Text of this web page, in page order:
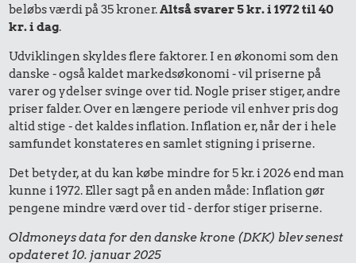
beløbs værdi på 35 kroner.Altså svarer 5 kr. i 1972 til 40
kr. i dag.
Udviklingen skyldes flere faktorer. I en økonomi som den
danske - også kaldet markedsøkonomi - vil priserne på
varer og ydelser svinge over tid. Nogle priser stiger, andre
priser falder. Over en længere periode vil enhver pris dog
altid stige - det kaldes inflation. Inflation er, når der i hele
samfundet konstateres en samlet stigning i priserne.
Det betyder, at du kan købe mindre for 5 kr. i 2026 end man
kunne i 1972. Eller sagt på en anden måde: Inflation gør
pengene mindre værd over tid - derfor stiger priserne.
Oldmoneys data for den danske krone (DKK) blev senest
opdateret 10. januar 2025